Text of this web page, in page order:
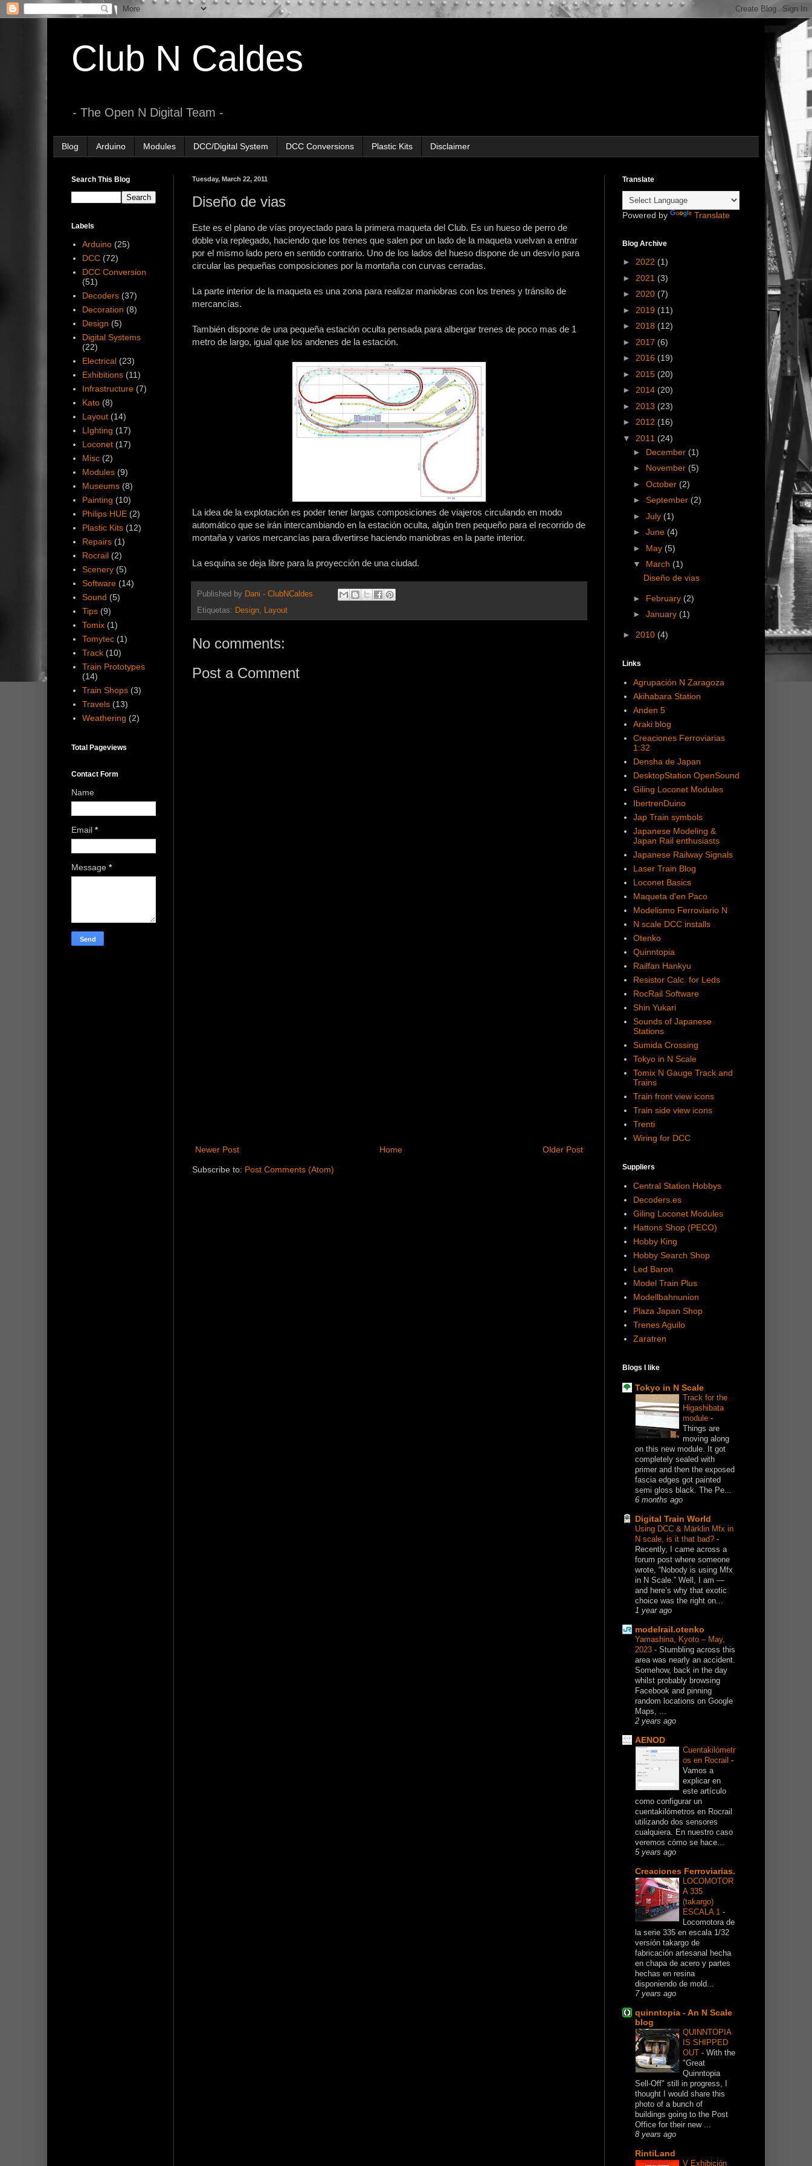
Club N Caldes
- The Open N Digital Team -
Blog Arduino Modules DCC/Digital System DCC Conversions Plastic Kits Disclaimer
Tuesday, March 22, 2011
Diseño de vias
Este es el plano de vías proyectado para la primera maqueta del Club. Es un hueso de perro de
doble vía replegado, haciendo que los trenes que salen por un lado de la maqueta vuelvan a entrar
por el mismo lado pero en sentido contrario. Uno de los lados del hueso dispone de un desvío para
circular las pequeñas composiciones por la montaña con curvas cerradas.
La parte interior de la maqueta es una zona para realizar maniobras con los trenes y tránsito de
mercancías.
También dispone de una pequeña estación oculta pensada para albergar trenes de poco mas de 1
metro de largo, igual que los andenes de la estación.
La idea de la explotación es poder tener largas composiciones de viajeros circulando en modo
automático que se irán intercambiando en la estación oculta, algún tren pequeño para el recorrido de
montaña y varios mercancías para divertirse haciendo maniobras en la parte interior.
La esquina se deja libre para la proyección de una ciudad.
Published by Dani - ClubNCaldes
Etiquetas: Design Layout
No comments:
Post a Comment
Newer Post Older Post
Home
Subscribe to: Post Comments (Atom)
Search This Blog
Labels
Arduino (25)
DCC (72)
DCC Conversion
(51)
Decoders (37)
Decoration (8)
Design (5)
Digital Systems
(22)
Electrical (23)
Exhibitions (11)
Infrastructure (7)
Kato (8)
Layout (14)
LIghting (17)
Loconet (17)
Misc (2)
Modules (9)
Museums (8)
Painting (10)
Philips HUE (2)
Plastic Kits (12)
Repairs (1)
Rocrail (2)
Scenery (5)
Software (14)
Sound (5)
Tips (9)
Tomix (1)
Tomytec (1)
Track (10)
Train Prototypes
(14)
Train Shops (3)
Travels (13)
Weathering (2)
Total Pageviews
Contact Form
Name
Email *
Message *
Translate
Powered by Translate
Blog Archive
► 2022 (1)
► 2021 (3)
► 2020 (7)
► 2019 (11)
► 2018 (12)
► 2017 (6)
► 2016 (19)
► 2015 (20)
► 2014 (20)
► 2013 (23)
► 2012 (16)
▼ 2011 (24)
► December (1)
► November (5)
► October (2)
► September (2)
► July (1)
► June (4)
► May (5)
▼ March (1)
Diseño de vias
► February (2)
► January (1)
► 2010 (4)
Links
Agrupación N Zaragoza
Akihabara Station
Anden 5
Araki blog
Creaciones Ferroviarias
1:32
Densha de Japan
DesktopStation OpenSound
Giling Loconet Modules
IbertrenDuino
Jap Train symbols
Japanese Modeling &
Japan Rail enthusiasts
Japanese Railway Signals
Laser Train Blog
Loconet Basics
Maqueta d'en Paco
Modelismo Ferroviario N
N scale DCC installs
Otenko
Quinntopia
Railfan Hankyu
Resistor Calc. for Leds
RocRail Software
Shin Yukari
Sounds of Japanese
Stations
Sumida Crossing
Tokyo in N Scale
Tomix N Gauge Track and
Trains
Train front view icons
Train side view icons
Trenti
Wiring for DCC
Suppliers
Central Station Hobbys
Decoders.es
Giling Loconet Modules
Hattons Shop (PECO)
Hobby King
Hobby Search Shop
Led Baron
Model Train Plus
Modellbahnunion
Plaza Japan Shop
Trenes Aguilo
Zaratren
Blogs I like
Tokyo in N Scale
Track for the
Higashibata
module -
Things are
moving along
on this new module. It got
completely sealed with
primer and then the exposed
fascia edges got painted
semi gloss black. The Pe...
6 months ago
Digital Train World
Using DCC & Märklin Mfx in
N scale, is it that bad? -
Recently, I came across a
forum post where someone
wrote, “Nobody is using Mfx
in N Scale.” Well, I am —
and here’s why that exotic
choice was the right on...
1 year ago
modelrail.otenko
Yamashina, Kyoto – May,
2023 - Stumbling across this
area was nearly an accident.
Somehow, back in the day
whilst probably browsing
Facebook and pinning
random locations on Google
Maps, ...
2 years ago
AENOD
Cuentakilómetr
os en Rocrail -
Vamos a
explicar en
este artículo
como configurar un
cuentakilómetros en Rocrail
utilizando dos sensores
cualquiera. En nuestro caso
veremos cómo se hace...
5 years ago
Creaciones Ferroviarias.
LOCOMOTOR
A 335
(takargo)
ESCALA 1 -
Locomotora de
la serie 335 en escala 1/32
versión takargo de
fabricación artesanal hecha
en chapa de acero y partes
hechas en resina
disponiendo de mold...
7 years ago
quinntopia - An N Scale
blog
QUINNTOPIA
IS SHIPPED
OUT - With the
"Great
Quinntopia
Sell-Off" still in progress, I
thought I would share this
photo of a bunch of
buildings going to the Post
Office for their new ...
8 years ago
RintiLand
V Exhibición